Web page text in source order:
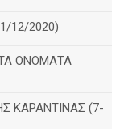
12/2020)
ΟΝΟΜΑΤΑ
ΚΑΡΑΝΤΙΝΑΣ (7-